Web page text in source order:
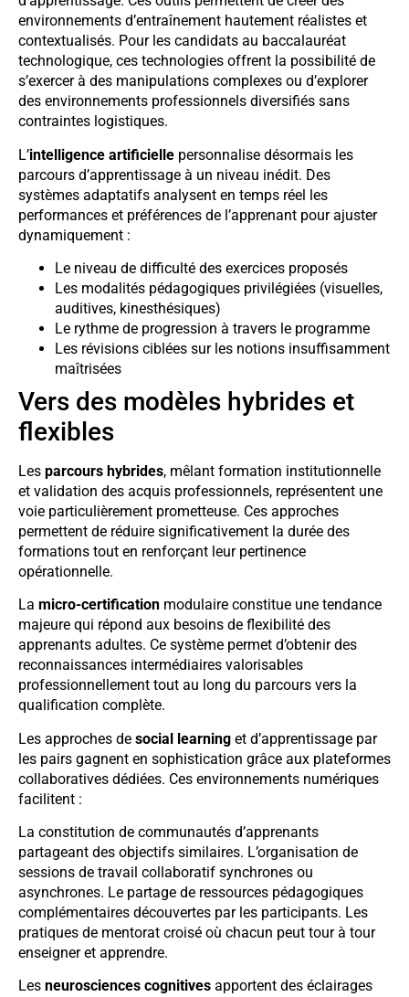
environnements d’entraînement hautement réalistes et
contextualisés. Pour les candidats au baccalauréat
technologique, ces technologies offrent la possibilité de
s’exercer à des manipulations complexes ou d’explorer
des environnements professionnels diversifiés sans
contraintes logistiques.
L’intelligence artificielle personnalise désormais les
parcours d’apprentissage à un niveau inédit. Des
systèmes adaptatifs analysent en temps réel les
performances et préférences de l’apprenant pour ajuster
dynamiquement :
Le niveau de difficulté des exercices proposés
Les modalités pédagogiques privilégiées (visuelles,
auditives, kinesthésiques)
Le rythme de progression à travers le programme
Les révisions ciblées sur les notions insuffisamment
maîtrisées
Vers des modèles hybrides et
flexibles
Les parcours hybrides, mêlant formation institutionnelle
et validation des acquis professionnels, représentent une
voie particulièrement prometteuse. Ces approches
permettent de réduire significativement la durée des
formations tout en renforçant leur pertinence
opérationnelle.
La micro-certification modulaire constitue une tendance
majeure qui répond aux besoins de flexibilité des
apprenants adultes. Ce système permet d’obtenir des
reconnaissances intermédiaires valorisables
professionnellement tout au long du parcours vers la
qualification complète.
Les approches de social learning et d’apprentissage par
les pairs gagnent en sophistication grâce aux plateformes
collaboratives dédiées. Ces environnements numériques
facilitent :
La constitution de communautés d’apprenants
partageant des objectifs similaires. L’organisation de
sessions de travail collaboratif synchrones ou
asynchrones. Le partage de ressources pédagogiques
complémentaires découvertes par les participants. Les
pratiques de mentorat croisé où chacun peut tour à tour
enseigner et apprendre.
Les neurosciences cognitives apportent des éclairages